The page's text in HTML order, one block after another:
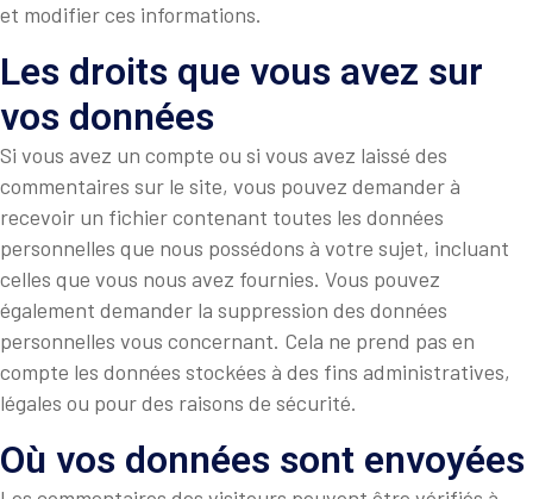
et modifier ces informations.
Les droits que vous avez sur
vos données
Si vous avez un compte ou si vous avez laissé des
commentaires sur le site, vous pouvez demander à
recevoir un fichier contenant toutes les données
personnelles que nous possédons à votre sujet, incluant
celles que vous nous avez fournies. Vous pouvez
également demander la suppression des données
personnelles vous concernant. Cela ne prend pas en
compte les données stockées à des fins administratives,
légales ou pour des raisons de sécurité.
Où vos données sont envoyées